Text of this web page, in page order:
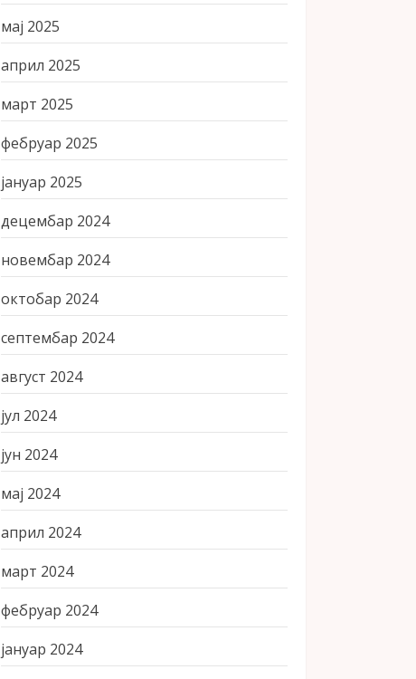
мај 2025
април 2025
март 2025
фебруар 2025
јануар 2025
децембар 2024
новембар 2024
октобар 2024
септембар 2024
август 2024
јул 2024
јун 2024
мај 2024
април 2024
март 2024
фебруар 2024
јануар 2024